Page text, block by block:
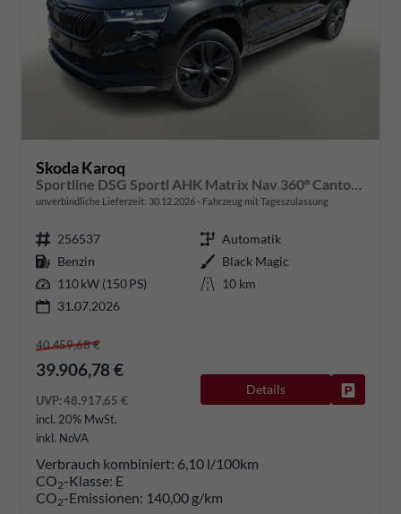
Skoda Karoq
Sportline DSG Sportl AHK Matrix Nav 360° Canton ACC
unverbindliche Lieferzeit: 30.12.2026 Fahrzeug mit Tageszulassung
256537
Automatik
Benzin
Black Magic
110 kW (150 PS)
10 km
31.07.2026
40.459,68 €
39.906,78 €
UVP:48.917,65 €
incl. 20% MwSt.
inkl. NoVA
Details
Verbrauch kombiniert: 6,10 l/100km
CO2-Klasse: E
CO2-Emissionen: 140,00 g/km